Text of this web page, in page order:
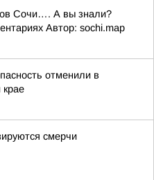
Сочи…. А вы знали?
Автор: sochi.map
отменили в
крае
смерчи